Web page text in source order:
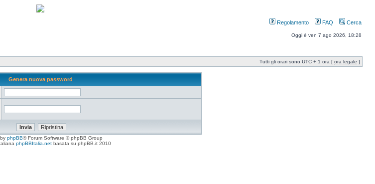
Regolamento FAQ Cerca
Oggi è ven 7 ago 2026, 18:28
Tutti gli orari sono UTC + 1 ora [ ora legale ]
Genera nuova password
phpBB® Forum Software © phpBB Group
phpBBItalia.netbasata su phpBB.it 2010